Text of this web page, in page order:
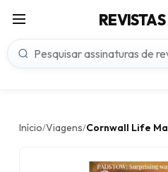
REVISTAS
Início/Viagens/Cornwall Life